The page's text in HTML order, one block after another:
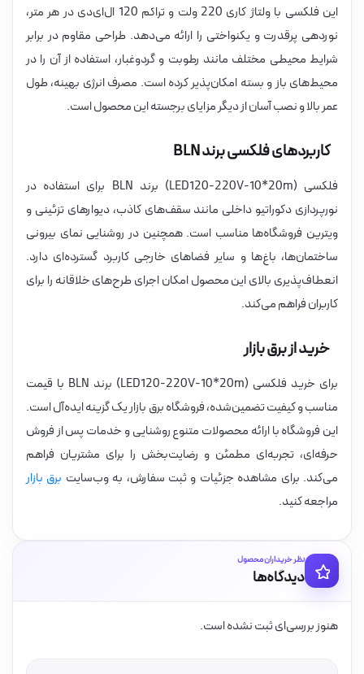
این فلکسی با ولتاژ کاری 220 ولت و تراکم 120 ال‌ای‌دی در هر متر،
نوردهی پرقدرت و یکنواختی را ارائه می‌دهد. طراحی مقاوم در برابر
شرایط محیطی مختلف مانند رطوبت و گردوغبار، استفاده از آن را در
محیط‌های باز و بسته امکان‌پذیر کرده است. مصرف انرژی بهینه، طول
عمر بالا و نصب آسان از دیگر مزایای برجسته این محصول است.
کاربردهای فلکسی برند BLN
فلکسی (LED120-220V-10*20m) برند BLN برای استفاده در
نورپردازی دکوراتیو داخلی مانند سقف‌های کاذب، دیوارهای تزئینی و
ویترین فروشگاه‌ها مناسب است. همچنین در روشنایی نمای بیرونی
ساختمان‌ها، باغ‌ها و سایر فضاهای خارجی کاربرد گسترده‌ای دارد.
انعطاف‌پذیری بالای این محصول امکان اجرای طرح‌های خلاقانه را برای
کاربران فراهم می‌کند.
خرید از برق بازار
برای خرید فلکسی (LED120-220V-10*20m) برند BLN با قیمت
مناسب و کیفیت تضمین‌شده، فروشگاه برق بازار یک گزینه ایده‌آل است.
این فروشگاه با ارائه محصولات متنوع روشنایی و خدمات پس از فروش
حرفه‌ای، تجربه‌ای مطمئن و رضایت‌بخش را برای مشتریان فراهم
می‌کند. برای مشاهده جزئیات و ثبت سفارش، به وب‌سایت برق بازار
مراجعه کنید.
نظر خریداران محصول
دیدگاه‌ها
هنوز بررسی‌ای ثبت نشده است.